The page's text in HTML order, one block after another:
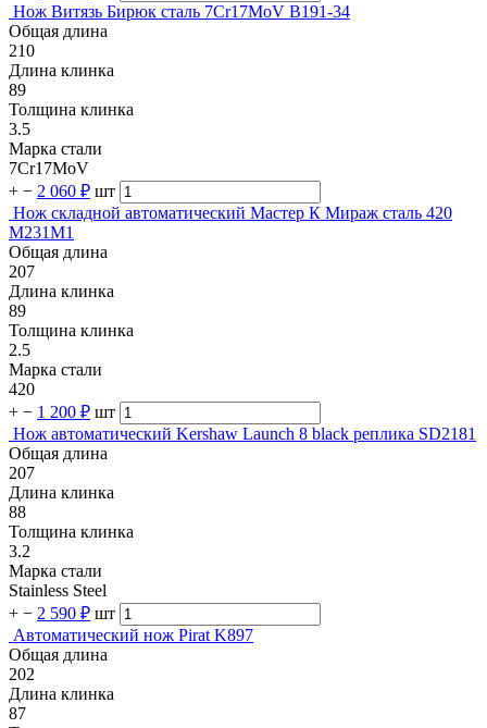
Нож Витязь Бирюк сталь 7Cr17MoV B191-34
Общая длина
210
Длина клинка
89
Толщина клинка
3.5
Марка стали
7Cr17MoV
+ − 2 060 ₽ шт
Нож складной автоматический Мастер К Мираж сталь 420
M231M1
Общая длина
207
Длина клинка
89
Толщина клинка
2.5
Марка стали
420
+ − 1 200 ₽ шт
Нож автоматический Kershaw Launch 8 black реплика SD2181
Общая длина
207
Длина клинка
88
Толщина клинка
3.2
Марка стали
Stainless Steel
+ − 2 590 ₽ шт
Автоматический нож Pirat K897
Общая длина
202
Длина клинка
87